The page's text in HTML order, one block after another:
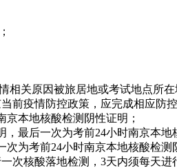
关原因被旅居地或考试地点所在
前疫情防控政策，应完成相应防控
京本地核酸检测阴性证明；
最后一次为考前24小时南京本地
为考前24小时南京本地核酸检测
次核酸落地检测，3天内须每天